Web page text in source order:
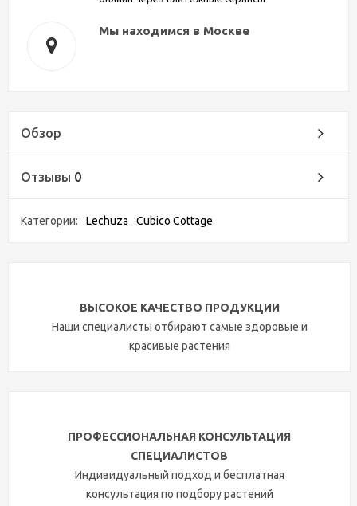
Мы находимся в Москве
Обзор
Отзывы 0
Категории: Lechuza Cubico Cottage
ВЫСОКОЕ КАЧЕСТВО ПРОДУКЦИИ
Наши специалисты отбирают самые здоровые и
красивые растения
ПРОФЕССИОНАЛЬНАЯ КОНСУЛЬТАЦИЯ
СПЕЦИАЛИСТОВ
Индивидуальный подход и бесплатная
консультация по подбору растений